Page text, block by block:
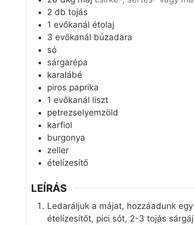
v
2 db tojás
1 evőkanál étolaj
3 evőkanál búzadara
só
sárgarépa
karalábé
piros paprika
1 evőkanál liszt
petrezselyemzöld
karfiol
burgonya
zeller
ételízesítő
LEÍRÁS
Ledaráljuk a májat, hozzáadunk
ételízesítőt, pici sót, 2-3 tojás